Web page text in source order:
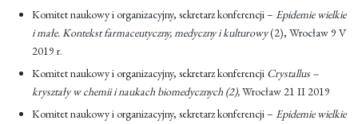
Komitet naukowy i organizacyjny, sekretarz konferencji – Epidemie wielkie
i małe. Kontekst farmaceutyczny, medyczny i kulturowy(2), Wrocław 9 V
2019 r.
Komitet naukowy i organizacyjny, sekretarz konferencji Crystallus –
kryształy w chemii i naukach biomedycznych (2),Wrocław 21 II 2019
Komitet naukowy i organizacyjny, sekretarz konferencji – Epidemie wielkie